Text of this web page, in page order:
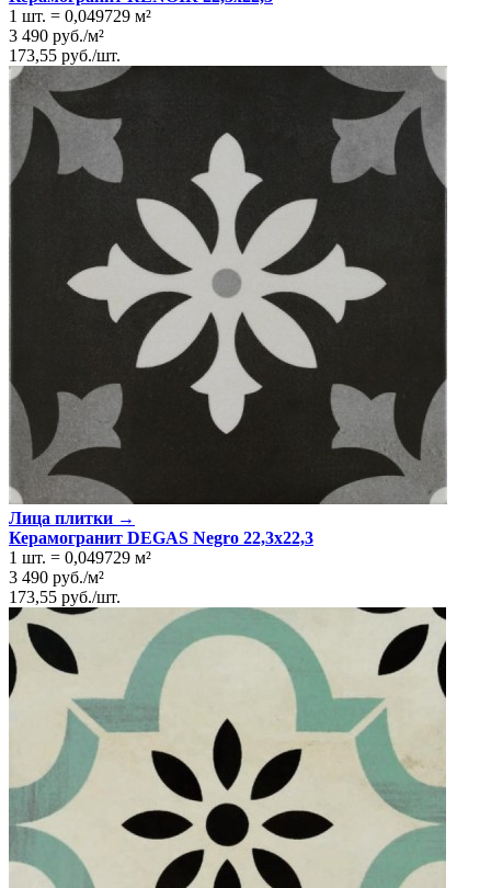
1 шт. = 0,049729 м²
3 490 руб./м²
173,55 руб./шт.
Лица плитки →
Керамогранит DEGAS Negro 22,3x22,3
1 шт. = 0,049729 м²
3 490 руб./м²
173,55 руб./шт.